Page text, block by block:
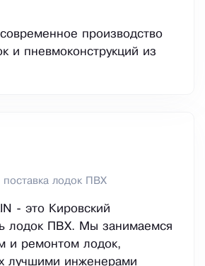
производство
и пневмоконструкций из
поставка лодок ПВХ
- это Кировский
лодок ПВХ. Мы занимаемся
и ремонтом лодок,
лучшими инженерами